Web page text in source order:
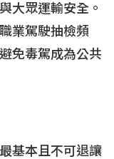
大眾運輸安全。
業駕駛抽檢頻
免毒駕成為公共
基本且不可退讓